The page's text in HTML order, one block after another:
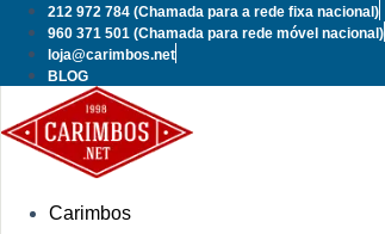
Pular
para
conteúdo
212 972 784 (Chamada para a rede fixa nacional)
960 371 501 (Chamada para rede móvel nacional)
loja@carimbos.net
BLOG
Carimbos